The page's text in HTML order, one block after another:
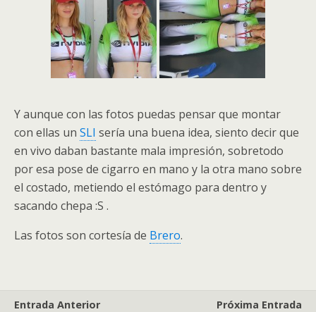
Y aunque con las fotos puedas pensar que montar
con ellas un SLI sería una buena idea, siento decir que
en vivo daban bastante mala impresión, sobretodo
por esa pose de cigarro en mano y la otra mano sobre
el costado, metiendo el estómago para dentro y
sacando chepa :S .
Las fotos son cortesía de Brero.
Entrada Anterior
Próxima Entrada